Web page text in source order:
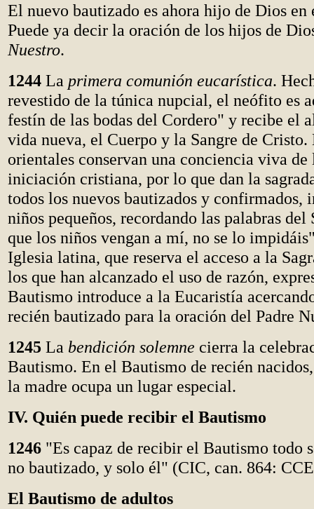
El nuevo bautizado es ahora hijo de Dios
Puede ya decir la oración de los hijos de
Nuestro.
1244 La primera comunión eucarística.
revestido de la túnica nupcial, el neófito es
festín de las bodas del Cordero" y recibe el
vida nueva, el Cuerpo y la Sangre de Cristo.
orientales conservan una conciencia viva
iniciación cristiana, por lo que dan la
todos los nuevos bautizados y confirmados,
niños pequeños, recordando las palabras
que los niños vengan a mí, no se lo
Iglesia latina, que reserva el acceso a la
los que han alcanzado el uso de razón,
Bautismo introduce a la Eucaristía
recién bautizado para la oración del Padre
1245 La bendición solemne cierra la
Bautismo. En el Bautismo de recién
la madre ocupa un lugar especial.
IV. Quién puede recibir el Bautismo
1246 "Es capaz de recibir el Bautismo todo
no bautizado, y solo él" (CIC, can. 864:
El Bautismo de adultos